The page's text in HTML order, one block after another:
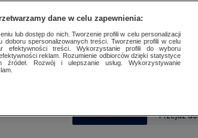
SUBSKRYBUJ Przejdź do
dane w celu zapewnienia:
lub dostęp do nich. Tworzenie profili w celu personalizacji
doboru spersonalizowanych treści. Tworzenie profili w celu
efektywności treści. Wykorzystanie profili do wyboru
reklam. Rozumienie odbiorców dzięki statystyce
Rozwój i ulepszanie usług. Wykorzystywanie